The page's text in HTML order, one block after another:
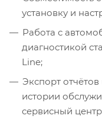
установку и
Работа с
диагностикой
Line;
Экспорт
истории
сервисный